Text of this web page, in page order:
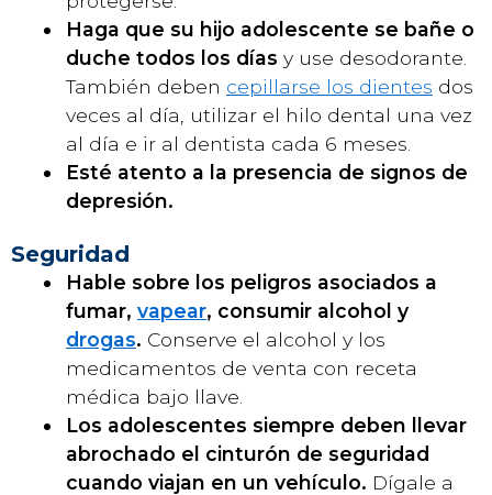
Haga que su hijo adolescente se bañe o
duche todos los días y use desodorante.
También deben cepillarse los dientes dos
veces al día, utilizar el hilo dental una vez
al día e ir al dentista cada 6 meses.
Esté atento a la presencia de signos de
depresión.
Seguridad
Hable sobre los peligros asociados a
fumar, vapear, consumir alcohol y
drogas. Conserve el alcohol y los
medicamentos de venta con receta
médica bajo llave.
Los adolescentes siempre deben llevar
abrochado el cinturón de seguridad
cuando viajan en un vehículo. Dígale a